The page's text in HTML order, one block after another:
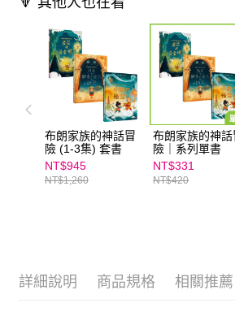
布朗家族的神話冒
險 (1-3集) 套書
NT$945
NT$1,260
布朗家族的神話
險｜系列單書
NT$331
NT$420
詳細說明 商品規格 相關推薦